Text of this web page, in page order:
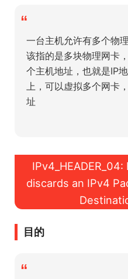
“
一台主机允许有多个物
该指的是多块物理网卡
个主机地址，也就是IP
上，可以虚拟多个网卡
址
discards an IPv4
目的
“